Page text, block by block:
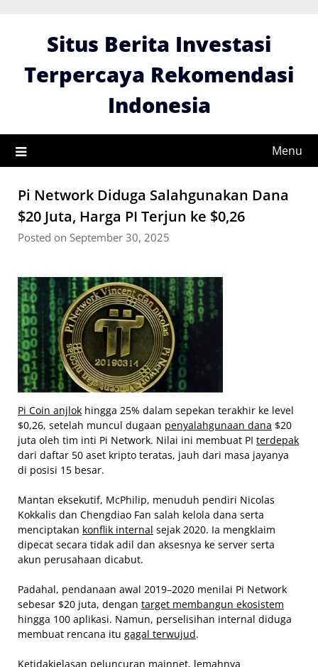
Situs Berita Investasi
Terpercaya Rekomendasi
Indonesia
Menu
Pi Network Diduga Salahgunakan Dana
$20 Juta, Harga PI Terjun ke $0,26
Posted on September 30, 2025
Pi Coin anjlok hingga 25% dalam sepekan terakhir ke level
$0,26, setelah muncul dugaan penyalahgunaan dana $20
juta oleh tim inti Pi Network. Nilai ini membuat PI terdepak
dari daftar 50 aset kripto teratas, jauh dari masa jayanya
di posisi 15 besar.
Mantan eksekutif, McPhilip, menuduh pendiri Nicolas
Kokkalis dan Chengdiao Fan salah kelola dana serta
menciptakan konflik internal sejak 2020. Ia mengklaim
dipecat secara tidak adil dan aksesnya ke server serta
akun perusahaan dicabut.
Padahal, pendanaan awal 2019–2020 menilai Pi Network
sebesar $20 juta, dengan target membangun ekosistem
hingga 100 aplikasi. Namun, perselisihan internal diduga
membuat rencana itu gagal terwujud.
Ketidakjelasan peluncuran mainnet, lemahnya